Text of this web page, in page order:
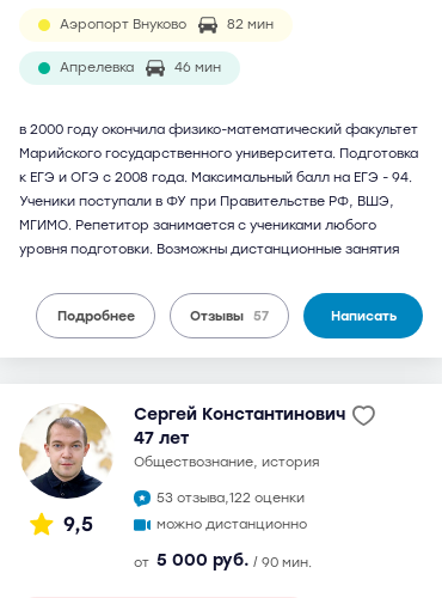
Аэропорт Внуково 82 мин
Апрелевка 46 мин
в 2000 году окончила физико-математический факультет
Марийского государственного университета. Подготовка
к ЕГЭ и ОГЭ с 2008 года. Максимальный балл на ЕГЭ - 94.
Ученики поступали в ФУ при Правительстве РФ, ВШЭ,
МГИМО. Репетитор занимается с учениками любого
уровня подготовки. Возможны дистанционные занятия
Подробнее Отзывы 57 Написать
9,5
Сергей Константинович
47 лет
обществознание, история
53 отзыва,122 оценки
можно дистанционно
от 5 000 руб. / 90 мин.